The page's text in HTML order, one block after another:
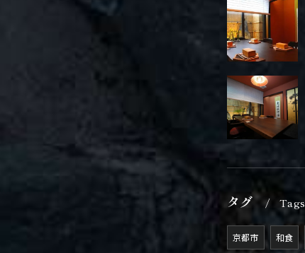
タグ Tags
京都市 和食